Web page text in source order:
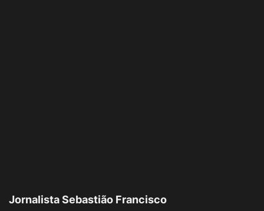
Jornalista Sebastião Francisco